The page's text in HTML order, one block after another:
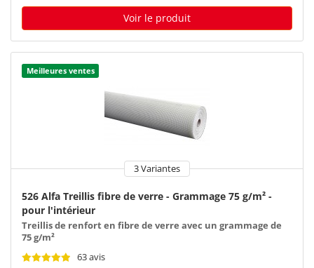
Voir le produit
Meilleures ventes
3 Variantes
526 Alfa Treillis fibre de verre - Grammage 75 g/m² -
pour l'intérieur
Treillis de renfort en fibre de verre avec un grammage de
75 g/m²
63 avis